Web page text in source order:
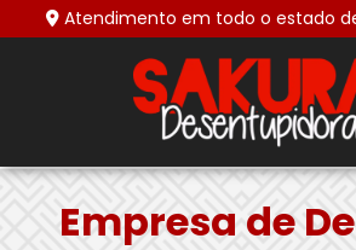
Atendimento em todo o estado
Empresa de